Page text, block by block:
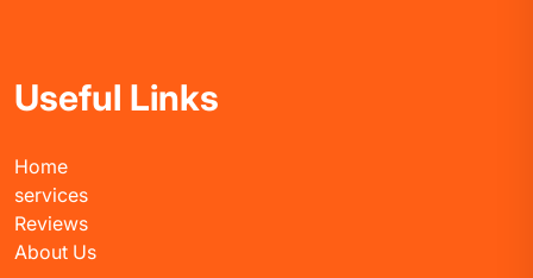
Useful Links
Home
services
Reviews
About Us